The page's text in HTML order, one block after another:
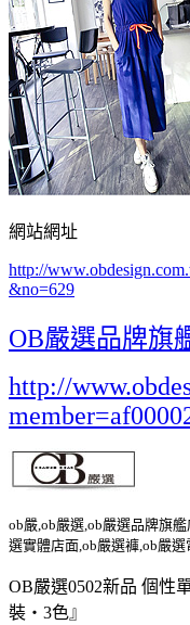
網站網址
http://
&no=629
OB嚴選品牌旗
http://
ob嚴,ob嚴選,ob嚴選品牌旗
選實體店面,ob嚴選褲,ob嚴
OB嚴選0502新品 個性
裝‧3色』